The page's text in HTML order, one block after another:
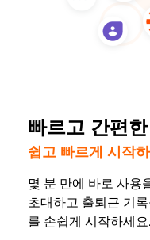
빠르고 간편
쉽고 빠르게 시작
몇 분 만에 바로 사용
초대하고 출퇴근 기
를 손쉽게 시작하세요.